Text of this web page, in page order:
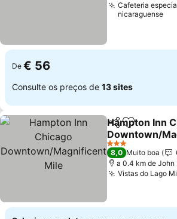
Cafeteria
nicaraguense
De € 56
Consulte os preços de 13 sites
PartilharAdicionar
Hampton Inn
Downtown/
Mile
Ver preços
3 Estrelas
8,0 Muito boa
a 0.4 km de
Vistas do Lago